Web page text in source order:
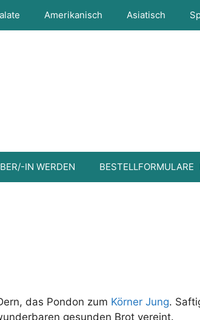
Amerikanisch Asiatisch
IN WERDEN BESTELLFORMULARE
das Pondon zum Körner Jung.
gesunden Brot vereint.